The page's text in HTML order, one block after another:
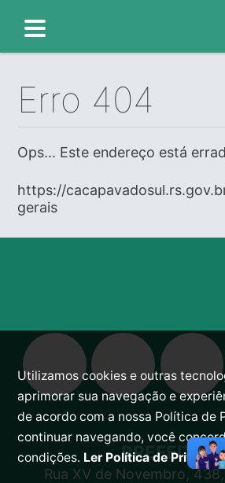
Erro 404
Ops... Este endereço está
https://
gerais
Rua XV de Novembro,
Utilizamos cookies e outras
aprimorar sua navegação e
de acordo com a nossa Política de
continuar navegando, você
condições. Ler Política de